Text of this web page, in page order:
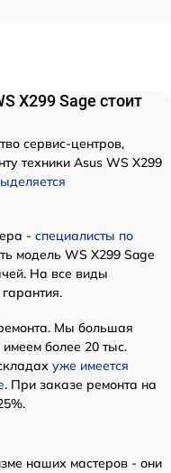
X299 Sage стоит
сервис-центров,
техники Asus WS X299
- специалисты по
модель WS X299 Sage
На все виды
Мы большая
более 20 тыс.
уже имеется
. При заказе ремонта на
наших мастеров - они